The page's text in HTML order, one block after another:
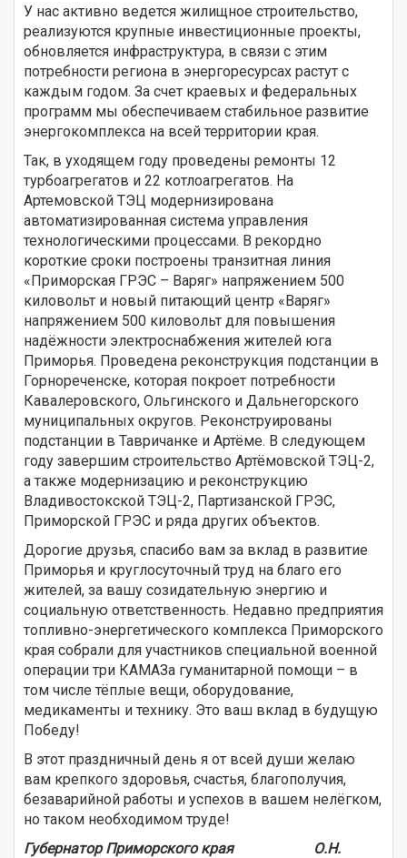
У нас активно ведется жилищное строительство,
реализуются крупные инвестиционные проекты,
обновляется инфраструктура, в связи с этим
потребности региона в энергоресурсах растут с
каждым годом. За счет краевых и федеральных
программ мы обеспечиваем стабильное развитие
энергокомплекса на всей территории края.
Так, в уходящем году проведены ремонты 12
турбоагрегатов и 22 котлоагрегатов. На
Артемовской ТЭЦ модернизирована
автоматизированная система управления
технологическими процессами. В рекордно
короткие сроки построены транзитная линия
«Приморская ГРЭС – Варяг» напряжением 500
киловольт и новый питающий центр «Варяг»
напряжением 500 киловольт для повышения
надёжности электроснабжения жителей юга
Приморья. Проведена реконструкция подстанции в
Горнореченске, которая покроет потребности
Кавалеровского, Ольгинского и Дальнегорского
муниципальных округов. Реконструированы
подстанции в Тавричанке и Артёме. В следующем
году завершим строительство Артёмовской ТЭЦ-2,
а также модернизацию и реконструкцию
Владивостокской ТЭЦ-2, Партизанской ГРЭС,
Приморской ГРЭС и ряда других объектов.
Дорогие друзья, спасибо вам за вклад в развитие
Приморья и круглосуточный труд на благо его
жителей, за вашу созидательную энергию и
социальную ответственность. Недавно предприятия
топливно-энергетического комплекса Приморского
края собрали для участников специальной военной
операции три КАМАЗа гуманитарной помощи – в
том числе тёплые вещи, оборудование,
медикаменты и технику. Это ваш вклад в будущую
Победу!
В этот праздничный день я от всей души желаю
вам крепкого здоровья, счастья, благополучия,
безаварийной работы и успехов в вашем нелёгком,
но таком необходимом труде!
Губернатор Приморского края О.Н.